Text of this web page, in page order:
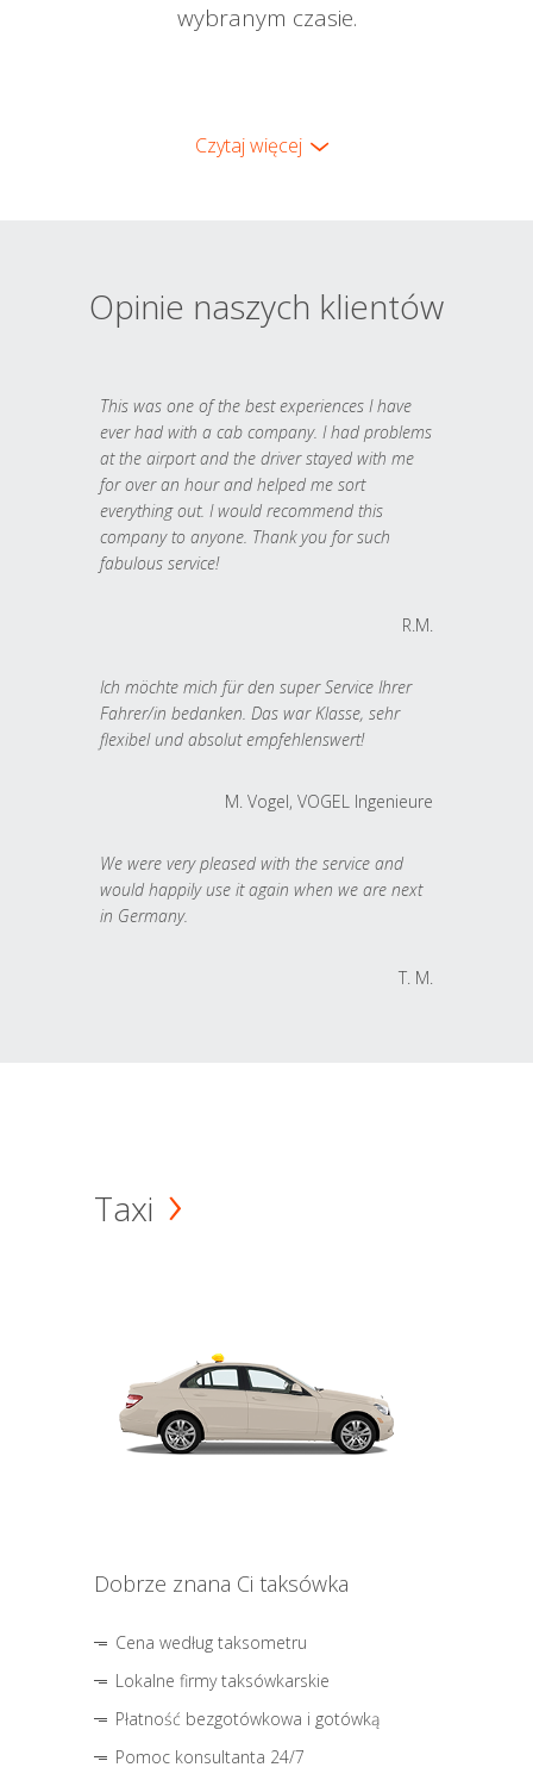
wybranym czasie.
Czytaj więcej
Opinie naszych klientów
This was one of the best experiences I have
ever had with a cab company. I had problems
at the airport and the driver stayed with me
for over an hour and helped me sort
everything out. I would recommend this
company to anyone. Thank you for such
fabulous service!
R.M.
Ich möchte mich für den super Service Ihrer
Fahrer/in bedanken. Das war Klasse, sehr
flexibel und absolut empfehlenswert!
M. Vogel, VOGEL Ingenieure
We were very pleased with the service and
would happily use it again when we are next
in Germany.
T. M.
Taxi
Dobrze znana Ci taksówka
Cena według taksometru
Lokalne firmy taksówkarskie
Płatność bezgotówkowa i gotówką
Pomoc konsultanta 24/7